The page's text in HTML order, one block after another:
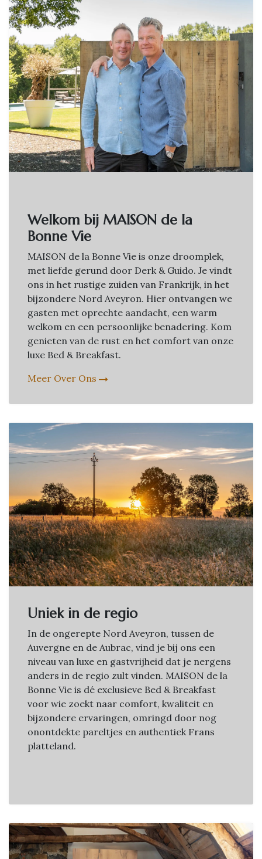
Welkom bij MAISON de la
Bonne Vie
MAISON de la Bonne Vie is onze droomplek,
met liefde gerund door Derk & Guido. Je vindt
ons in het rustige zuiden van Frankrijk, in het
bijzondere Nord Aveyron. Hier ontvangen we
gasten met oprechte aandacht, een warm
welkom en een persoonlijke benadering. Kom
genieten van de rust en het comfort van onze
luxe Bed & Breakfast.
Meer Over Ons
Uniek in de regio
In de ongerepte Nord Aveyron, tussen de
Auvergne en de Aubrac, vind je bij ons een
niveau van luxe en gastvrijheid dat je nergens
anders in de regio zult vinden. MAISON de la
Bonne Vie is dé exclusieve Bed & Breakfast
voor wie zoekt naar comfort, kwaliteit en
bijzondere ervaringen, omringd door nog
onontdekte pareltjes en authentiek Frans
platteland.